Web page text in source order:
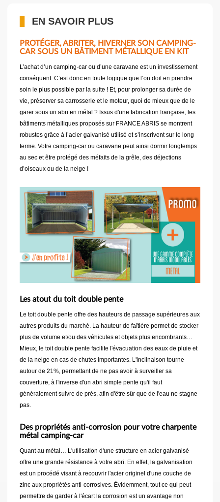
EN SAVOIR PLUS
PROTÉGER, ABRITER, HIVERNER SON CAMPING-
CAR SOUS UN BÂTIMENT MÉTALLIQUE EN KIT
L’achat d’un camping-car ou d’une caravane est un investissement
conséquent. C’est donc en toute logique que l’on doit en prendre
soin le plus possible par la suite ! Et, pour prolonger sa durée de
vie, préserver sa carrosserie et le moteur, quoi de mieux que de le
garer sous un abri en métal ? Issus d'une fabrication française, les
bâtiments métalliques proposés sur FRANCE ABRIS se montrent
robustes grâce à l’acier galvanisé utilisé et s’inscrivent sur le long
terme. Votre camping-car ou caravane peut ainsi dormir longtemps
au sec et être protégé des méfaits de la grêle, des déjections
d’oiseaux ou de la neige !
Les atout du toit double pente
Le toit double pente offre des hauteurs de passage supérieures aux
autres produits du marché. La hauteur de faîtière permet de stocker
plus de volume et/ou des véhicules et objets plus encombrants…
Mieux, le toit double pente facilite l'évacuation des eaux de pluie et
de la neige en cas de chutes importantes. L'inclinaison tourne
autour de 21%, permettant de ne pas avoir à surveiller sa
couverture, à l'inverse d'un abri simple pente qu'il faut
généralement suivre de près, afin d'être sûr que de l'eau ne stagne
pas.
Des propriétés anti-corrosion pour votre charpente
métal camping-car
Quant au métal… L'utilisation d'une structure en acier galvanisé
offre une grande résistance à votre abri. En effet, la galvanisation
est un procédé visant à recouvrir l'acier originel d'une couche de
zinc aux propriétés anti-corrosives. Évidemment, tout ce qui peut
permettre de garder à l'écart la corrosion est un avantage non